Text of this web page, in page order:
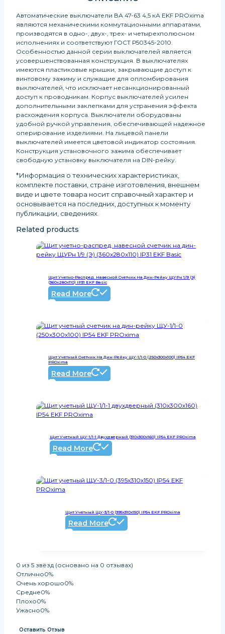
Автоматические выключатели ВА 47-63 4,5 кА EKF PROxima
являются механическими коммутационными аппаратами,
производятся в одно-, двух-, трех- и четырехполюсном
исполнениях и соответствуют ГОСТ Р50345-2010.
Особенностью данной серии выключателей является
усовершенствованная конструкция. В выключателях
имеются пластиковые крышки, закрывающие доступ к
винтовому зажиму и служащие для опломбирования
выключателей, что исключает несанкционированный
доступ к проводникам. Корпус выключателей усилен
дополнительными заклепками для устранения эффекта
расхождения корпуса. Выключатели оборудованы
удобной ручкой управления, обеспечивающей надежное
оперирование изделиями. На лицевой панели
выключателей имеется цветовой индикатор состояния.
Конструкция установочного зажима обеспечивает
свободную установку выключателя на DIN-рейку.
*Информация о технических характеристиках,
комплекте поставки, стране изготовления, внешнем
виде и цвете товара носит справочный характер и
основывается на последних, доступных к моменту
публикации, сведениях.
Related products
Щит Учетно-Распред. Навесной Счетчик На Дин-Рейку ЩУРн 1/9 (Э)
(360x280x110) IP31 EKF Basic
Read More
Щит Учетный Счетчик На Дин-Рейку ЩУ-1/1-0 (250х300х100) IP54 EKF
PROxima
Read More
Щит Учетный ЩУ-1/1-1 Двухдверный (310х300х160) IP54 EKF PROxima
Read More
Щит Учетный ЩУ-3/1-0 (395x310x150) IP54 EKF PROxima
Read More
Оценка
0
из
5
0 из 5 звёзд (основано на 0 отзывах)
Отлично0%
Очень хорошо0%
Средне0%
Плохо0%
Ужасно0%
Оставить Отзыв